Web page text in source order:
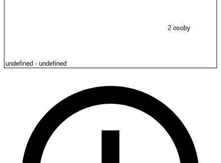
2 osoby